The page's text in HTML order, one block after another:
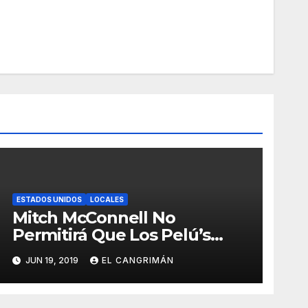
ESTADOS UNIDOS LOCALES
Mitch McConnell No
Permitirá Que Los Pelú’s
Socialistas Comunistas Del
PNP Logren La Estadidad
JUN 19, 2019 EL CANGRIMÁN